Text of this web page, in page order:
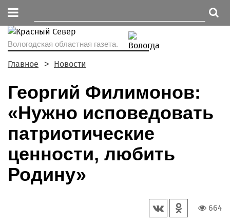
Вологодская областная газета.
Главное Новости
Георгий Филимонов:
«Нужно исповедовать
патриотические
ценности, любить
Родину»
664